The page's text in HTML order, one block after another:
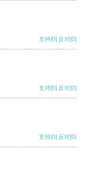
支持[0] 反对[0]
支持[0] 反对[0]
支持[0] 反对[0]